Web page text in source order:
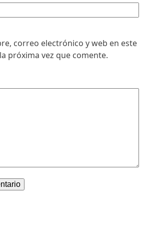
correo electrónico y web en este
próxima vez que comente.